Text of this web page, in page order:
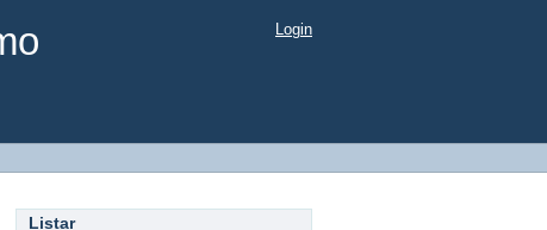
Login
Listar